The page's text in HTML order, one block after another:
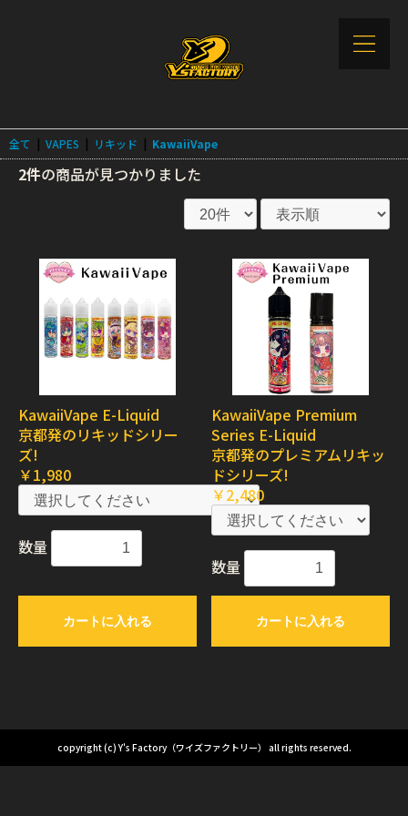
全て | VAPES | リキッド | KawaiiVape
2件の商品が見つかりました
KawaiiVape E-Liquid
京都発のリキッドシリー
ズ!
￥1,980
数量
カートに入れる
KawaiiVape Premium
Series E-Liquid
京都発のプレミアムリキッ
ドシリーズ!
￥2,480
数量
カートに入れる
copyright (c) Y's Factory（ワイズファクトリー） all rights reserved.